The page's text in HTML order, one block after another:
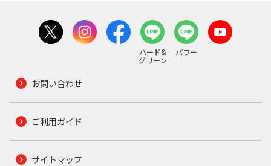
ハード&
グリーン
パワー
お問い合わせ
ご利用ガイド
サイトマップ